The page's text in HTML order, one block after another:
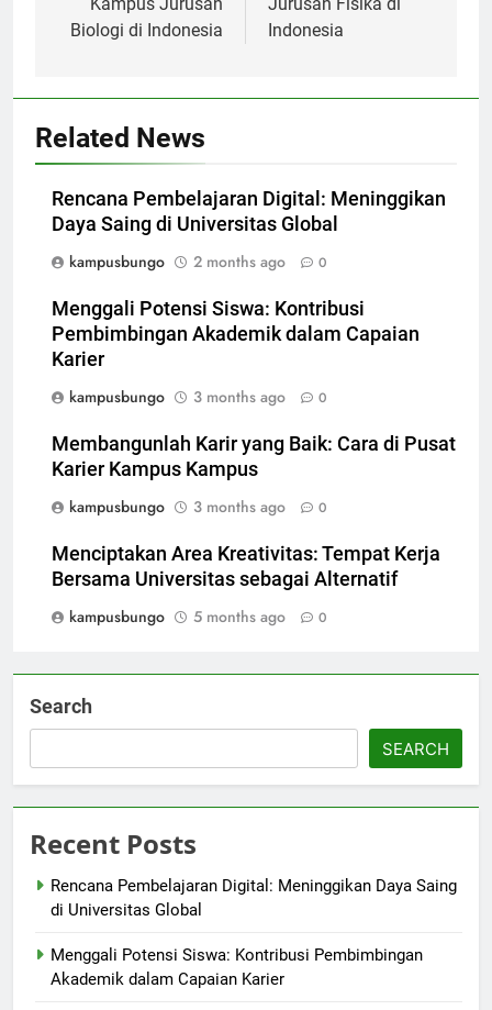
Biologi di Indonesia
Indonesia
Related News
Rencana Pembelajaran Digital: Meninggikan
Daya Saing di Universitas Global
kampusbungo
2 months ago 0
Menggali Potensi Siswa: Kontribusi
Pembimbingan Akademik dalam Capaian
Karier
kampusbungo
3 months ago 0
Membangunlah Karir yang Baik: Cara di Pusat
Karier Kampus Kampus
kampusbungo
3 months ago 0
Menciptakan Area Kreativitas: Tempat Kerja
Bersama Universitas sebagai Alternatif
kampusbungo
5 months ago 0
Search
SEARCH
Recent Posts
Rencana Pembelajaran Digital: Meninggikan Daya Saing
di Universitas Global
Menggali Potensi Siswa: Kontribusi Pembimbingan
Akademik dalam Capaian Karier